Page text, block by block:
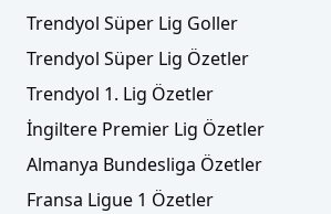
Trendyol Süper Lig Goller
Trendyol Süper Lig Özetler
Trendyol 1. Lig Özetler
İngiltere Premier Lig Özetler
Almanya Bundesliga Özetler
Fransa Ligue 1 Özetler